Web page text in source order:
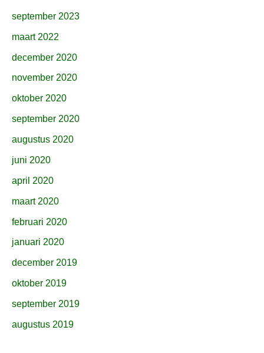
september 2023
maart 2022
december 2020
november 2020
oktober 2020
september 2020
augustus 2020
juni 2020
april 2020
maart 2020
februari 2020
januari 2020
december 2019
oktober 2019
september 2019
augustus 2019